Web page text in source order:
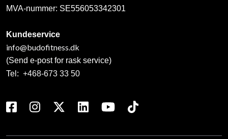
MVA-nummer: SE556053342301
Kundeservice
info@budofitness.dk
(Send e-post for rask service)
Tel: +468-673 33 50